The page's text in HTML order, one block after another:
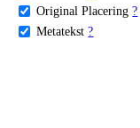
Original Placering ?
Metatekst ?